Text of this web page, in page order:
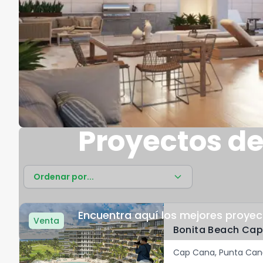
Proyectos
Encuentra aquí los mejores
Ordenar por...
Venta
Cap Cana, Punta